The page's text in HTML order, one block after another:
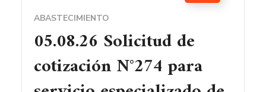
ABASTECIMIENTO
05.08.26 Solicitud de
cotización N°274 para